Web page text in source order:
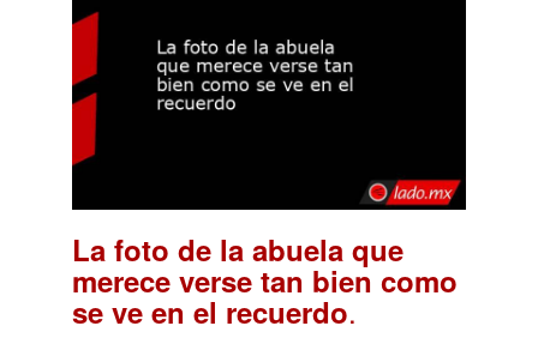
La foto de la abuela que
merece verse tan bien como
se ve en el recuerdo.